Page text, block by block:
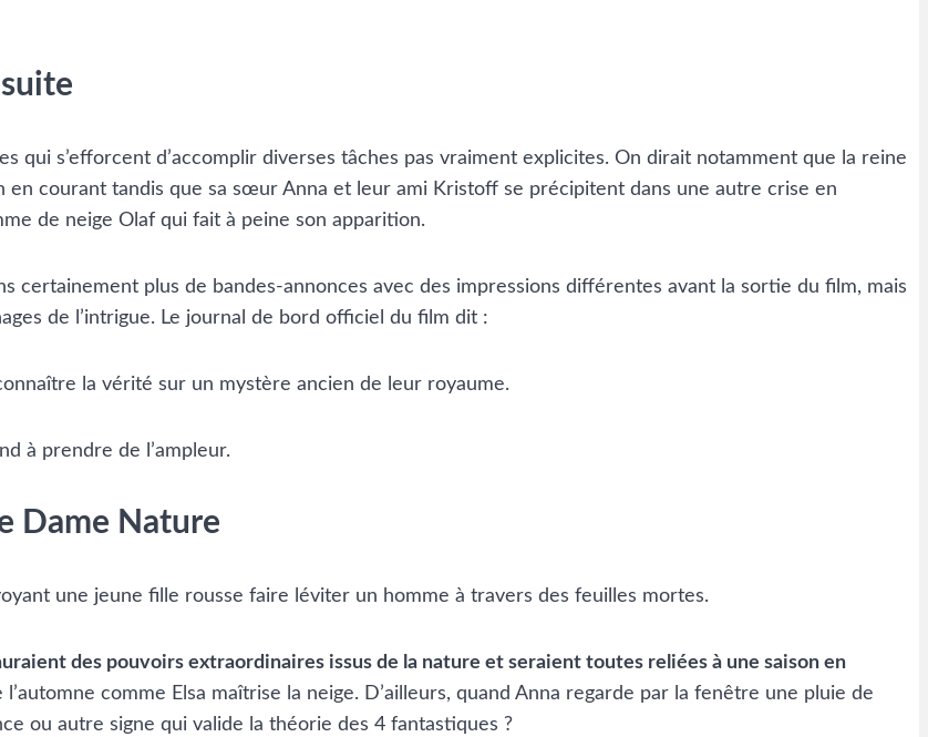
qui s’efforcent d’accomplir diverses tâches pas vraiment explicites. On dirait notamment que la reine
en courant tandis que sa sœur Anna et leur ami Kristoff se précipitent dans une autre crise en
de neige Olaf qui fait à peine son apparition.
certainement plus de bandes-annonces avec des impressions différentes avant la sortie du film, mais
de l’intrigue. Le journal de bord officiel du film dit :
la vérité sur un mystère ancien de leur royaume.
à prendre de l’ampleur.
Dame Nature
une jeune fille rousse faire léviter un homme à travers des feuilles mortes.
des pouvoirs extraordinaires issus de la nature et seraient toutes reliées à une saison en
comme Elsa maîtrise la neige. D’ailleurs, quand Anna regarde par la fenêtre une pluie de
ou autre signe qui valide la théorie des 4 fantastiques ?